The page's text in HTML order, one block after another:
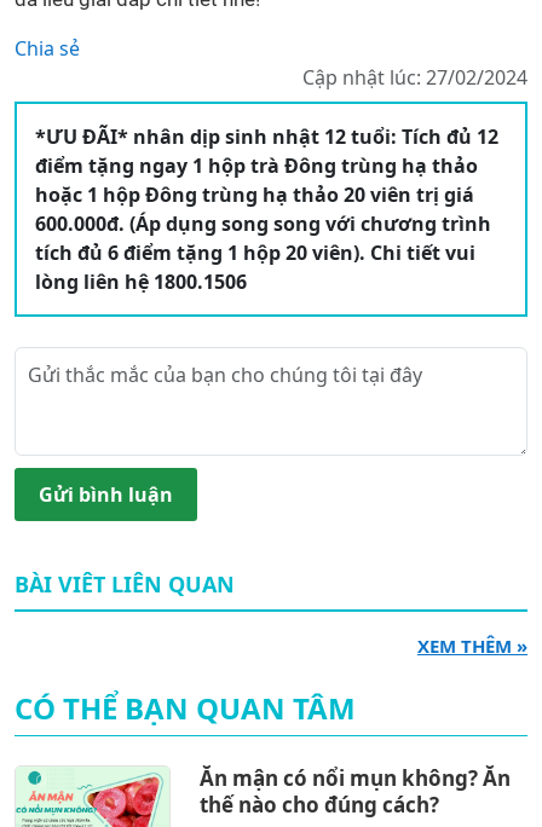
Chia sẻ
Cập nhật lúc: 27/02/2024
*ƯU ĐÃI* nhân dịp sinh nhật 12 tuổi: Tích đủ 12
điểm tặng ngay 1 hộp trà Đông trùng hạ thảo
hoặc 1 hộp Đông trùng hạ thảo 20 viên trị giá
600.000đ. (Áp dụng song song với chương trình
tích đủ 6 điểm tặng 1 hộp 20 viên). Chi tiết vui
lòng liên hệ 1800.1506
Gửi bình luận
BÀI VIÊT LIÊN QUAN
XEM THÊM »
CÓ THỂ BẠN QUAN TÂM
Ăn mận có nổi mụn không? Ăn
thế nào cho đúng cách?